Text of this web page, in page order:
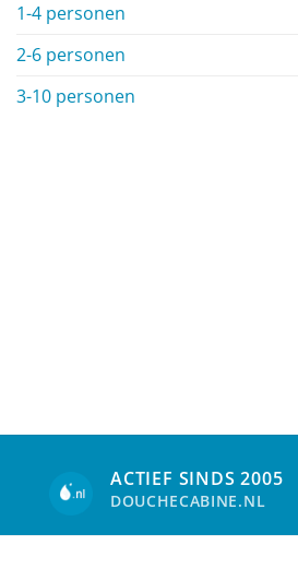
1-4 personen
2-6 personen
3-10 personen
ACTIEF SINDS 2005
DOUCHECABINE.NL